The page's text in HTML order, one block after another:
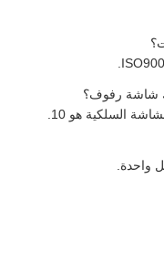
شاشة رفوف؟
السلكية هو 10.